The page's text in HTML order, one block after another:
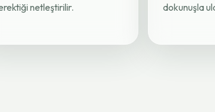
netleştirilir.
dokunuşla